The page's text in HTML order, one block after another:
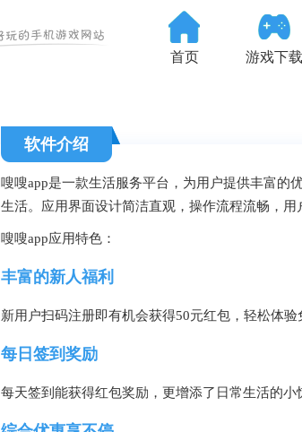
首页 游戏下载
软件介绍
嗖嗖app是一款生活服务平台，为用户提供丰富的
生活。应用界面设计简洁直观，操作流程流畅，
嗖嗖app应用特色：
丰富的新人福利
新用户扫码注册即有机会获得50元红包，轻松体验
每日签到奖励
每天签到能获得红包奖励，更增添了日常生活的小